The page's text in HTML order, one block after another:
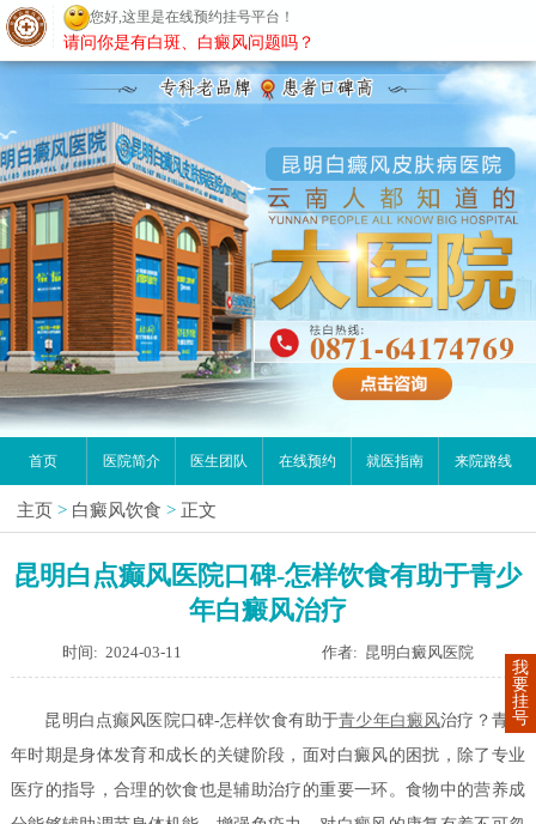
昆明白癜风医院
首页 医院简介 医生团队 在线预约 就医指南 来院路线
主页 > 白癜风饮食 > 正文
昆明白点癫风医院口碑-怎样饮食有助于青少
年白癜风治疗
时间: 2024-03-11 作者: 昆明白癜风医院
昆明白点癫风医院口碑-怎样饮食有助于青少年白癜风治疗？青少
年时期是身体发育和成长的关键阶段，面对白癜风的困扰，除了专业
医疗的指导，合理的饮食也是辅助治疗的重要一环。食物中的营养成
我
要
挂
号
您好,这里是在线预约挂号平台！
请问你是有白斑、白癜风问题吗？